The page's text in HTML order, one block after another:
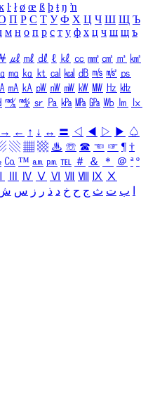
ŀ ł ø œ ß þ ŧ ŋ ŉ
П Р С Т У Ф Х Ц Ч Ш Щ Ъ
м н о п р с т у ф х ц ч ш щ ъ
㎕ ㎖ ㎗ ℓ ㎘ ㏄ ㎣ ㎤ ㎥ ㎦
㎎ ㎏ ㏏ ㎈ ㎉ ㏈ ㎧ ㎨ ㎰
㎃ ㎄ ㎺ ㎻ ㎽ ㎾ ㎿ ㎐ ㎑
㎮ ㎯ ㏛ ㎩ ㎪ ㎫ ㎬ ㏝ ㏐
㏓
→ ← ↑ ↓ ↔ 〓 ◁ ◀ ▷ ▶ ♤
▧ ▦ ▩ ♨ ☏ ☎ ☜ ☞ ¶ †
㏇ ™ ㏂ ㏘ ℡ ＃ ＆ ＊ ＠ ª º
Ⅳ Ⅴ Ⅵ Ⅶ Ⅷ Ⅸ Ⅹ
ب ت ث ج ح خ د ذ ر ز س